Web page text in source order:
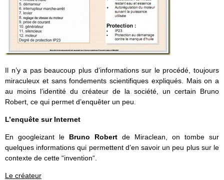
Il n’y a pas beaucoup plus d’informations sur le procédé, toujours
miraculeux et sans fondements scientifiques expliqués. Mais on a
au moins l’identité du créateur de la société, un certain Bruno
Robert, ce qui permet d’enquêter un peu.
L’enquête sur Internet
En googleizant le Bruno Robert de Miraclean, on tombe sur
quelques informations qui permettent d’en savoir un peu plus sur le
contexte de cette “invention“.
Le créateur